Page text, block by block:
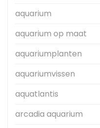
aquarium
aquarium op maat
aquariumplanten
aquariumvissen
aquatlantis
arcadia aquarium